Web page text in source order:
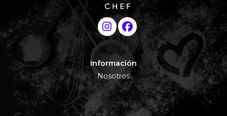
Información
Nosotros